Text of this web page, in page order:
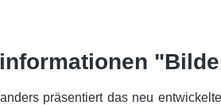
präsentiert das neu